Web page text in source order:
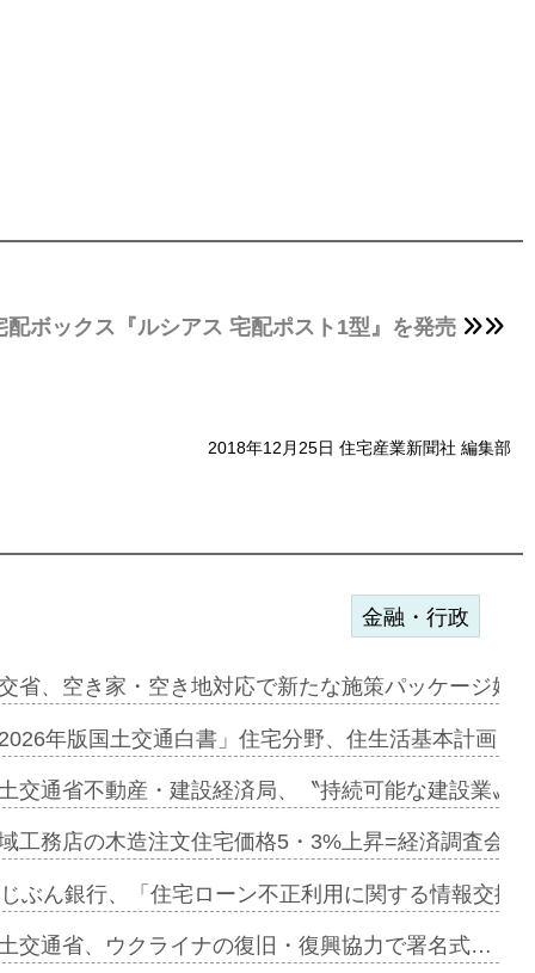
ボックス『ルシアス 宅配ポスト1型』を発売
2018年12月25日 住宅産業新聞社 編集部
サー契約…
起用…
ミーレキ…
も城南エ…
合型の賃…
ンカフェ…
金融・行政
省、空き家・空き地対応で新たな施策パッケージ始
年版国土交通白書」住宅分野、住生活基本計画を
交通省不動産・建設経済局、〝持続可能な建設業〟
工務店の木造注文住宅価格5・3%上昇=経済調査会
ぶん銀行、「住宅ローン不正利用に関する情報交換
交通省、ウクライナの復旧・復興協力で署名式…